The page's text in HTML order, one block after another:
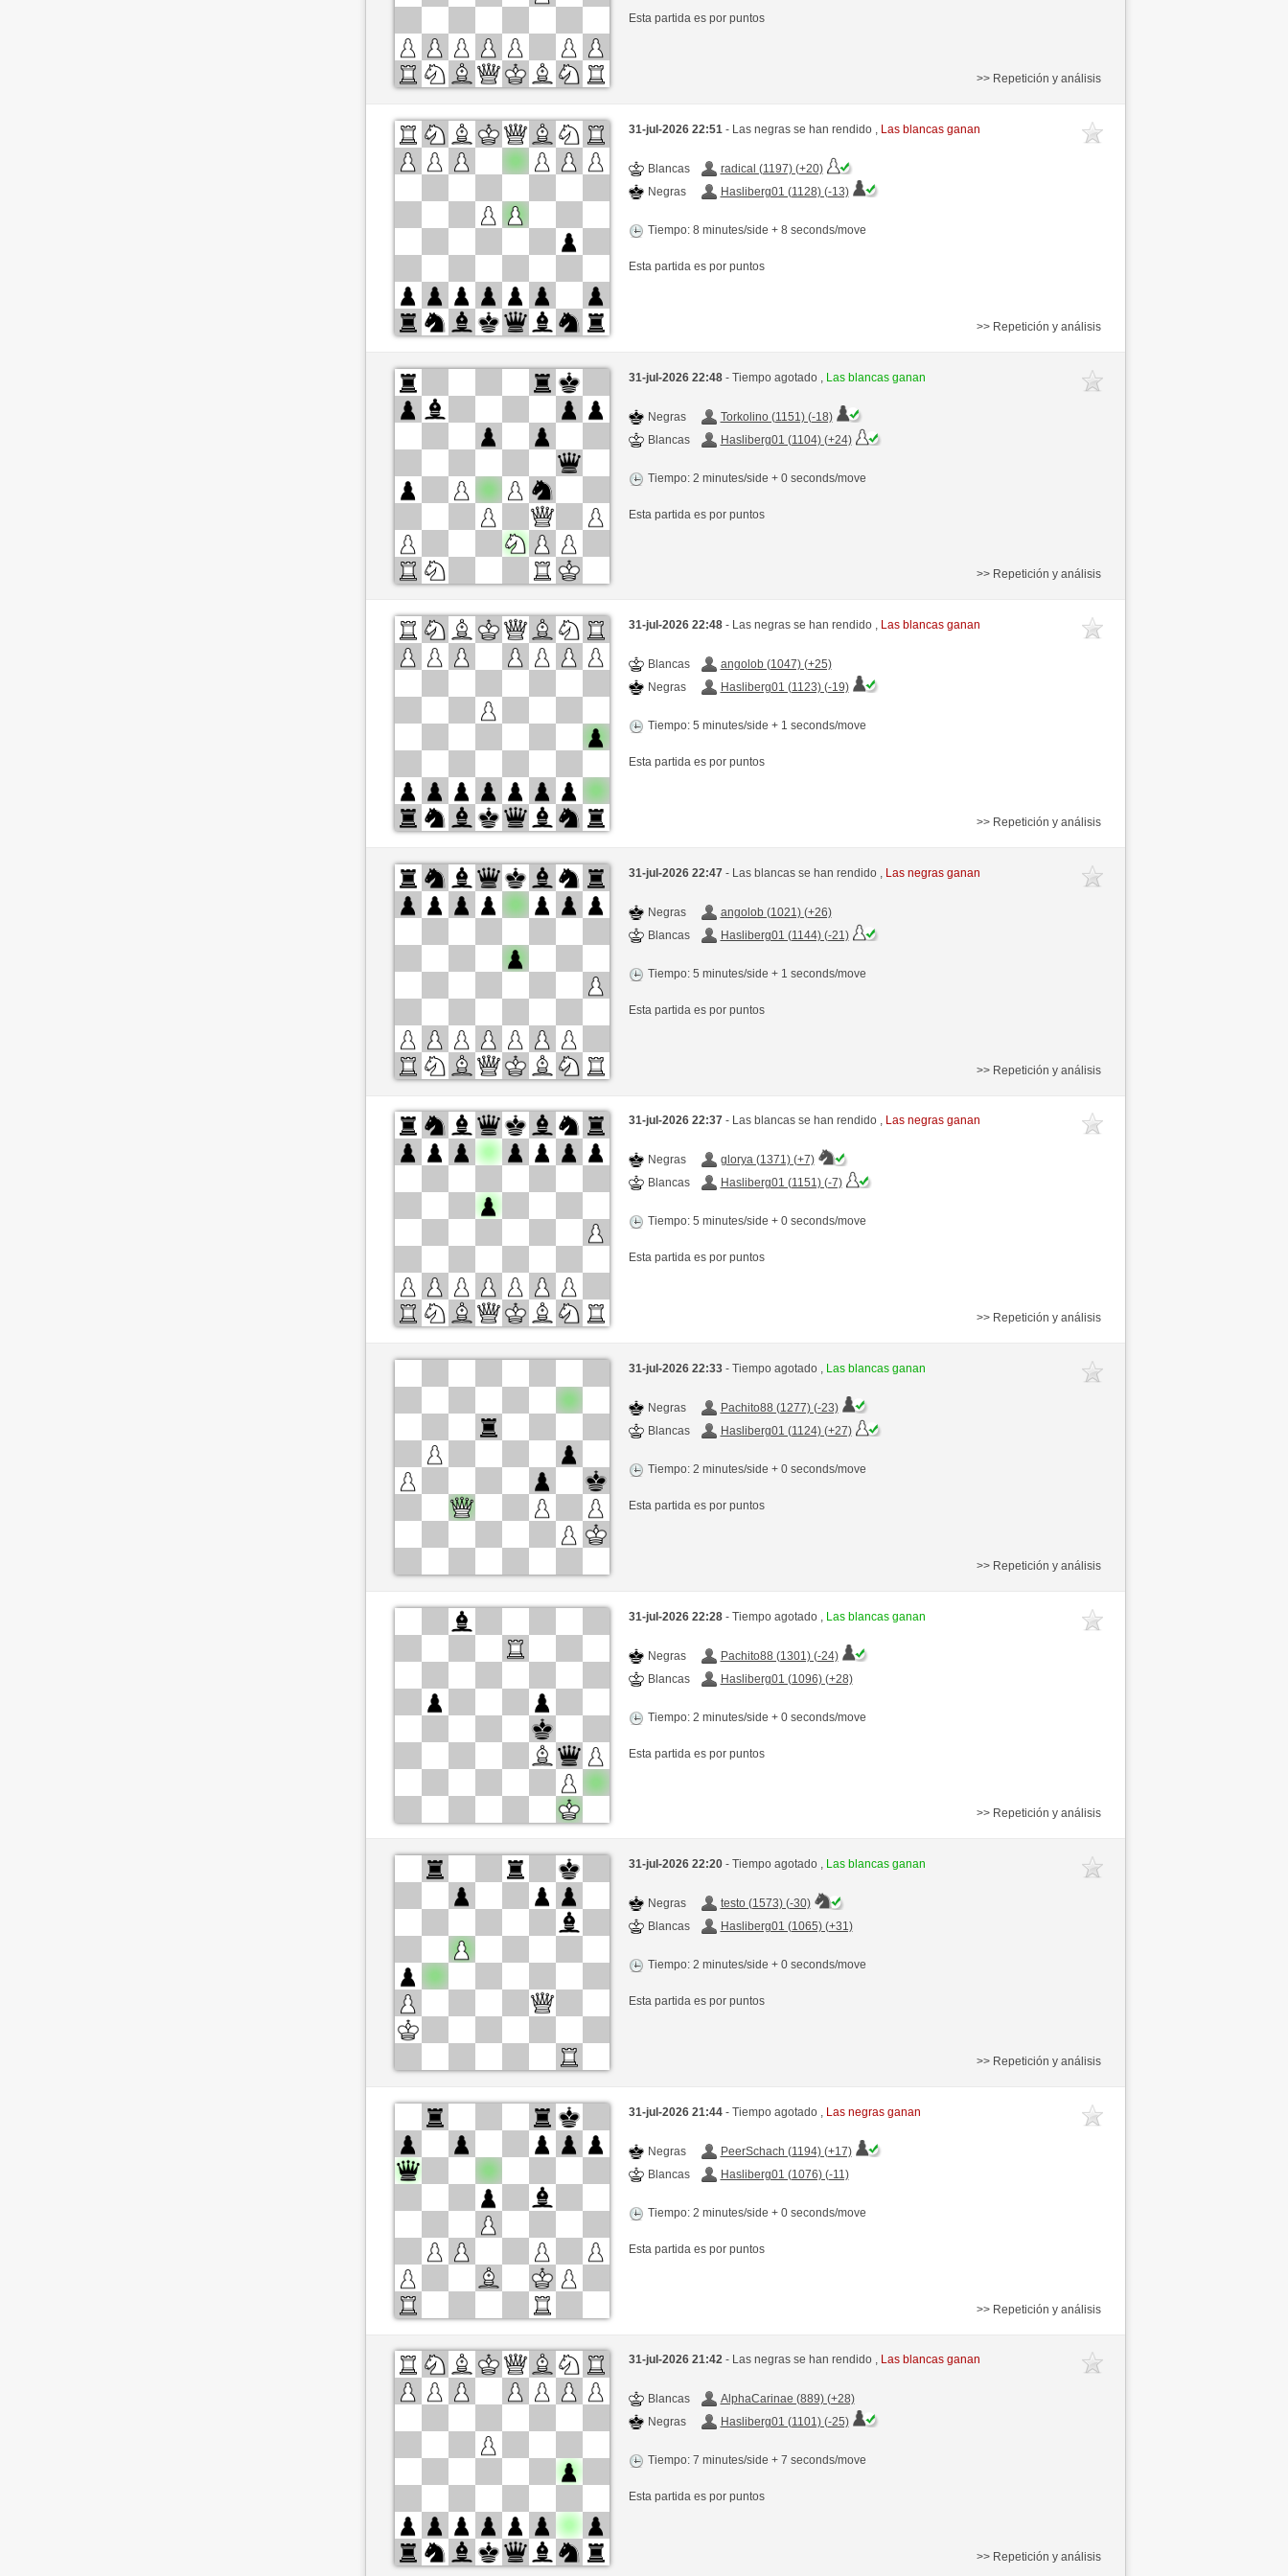
Esta partida es por puntos
>> Repetición y análisis
31-jul-2026 22:51 - Las negras se han rendido , Las blancas ganan
Blancas
radical (1197) (+20)
Negras
Hasliberg01 (1128) (-13)
Tiempo: 8 minutes/side + 8 seconds/move
Esta partida es por puntos
>> Repetición y análisis
31-jul-2026 22:48 - Tiempo agotado , Las blancas ganan
Negras
Torkolino (1151) (-18)
Blancas
Hasliberg01 (1104) (+24)
Tiempo: 2 minutes/side + 0 seconds/move
Esta partida es por puntos
>> Repetición y análisis
31-jul-2026 22:48 - Las negras se han rendido , Las blancas ganan
Blancas
angolob (1047) (+25)
Negras
Hasliberg01 (1123) (-19)
Tiempo: 5 minutes/side + 1 seconds/move
Esta partida es por puntos
>> Repetición y análisis
31-jul-2026 22:47 - Las blancas se han rendido , Las negras ganan
Negras
angolob (1021) (+26)
Blancas
Hasliberg01 (1144) (-21)
Tiempo: 5 minutes/side + 1 seconds/move
Esta partida es por puntos
>> Repetición y análisis
31-jul-2026 22:37 - Las blancas se han rendido , Las negras ganan
Negras
glorya (1371) (+7)
Blancas
Hasliberg01 (1151) (-7)
Tiempo: 5 minutes/side + 0 seconds/move
Esta partida es por puntos
>> Repetición y análisis
31-jul-2026 22:33 - Tiempo agotado , Las blancas ganan
Negras
Pachito88 (1277) (-23)
Blancas
Hasliberg01 (1124) (+27)
Tiempo: 2 minutes/side + 0 seconds/move
Esta partida es por puntos
>> Repetición y análisis
31-jul-2026 22:28 - Tiempo agotado , Las blancas ganan
Negras
Pachito88 (1301) (-24)
Blancas
Hasliberg01 (1096) (+28)
Tiempo: 2 minutes/side + 0 seconds/move
Esta partida es por puntos
>> Repetición y análisis
31-jul-2026 22:20 - Tiempo agotado , Las blancas ganan
Negras
testo (1573) (-30)
Blancas
Hasliberg01 (1065) (+31)
Tiempo: 2 minutes/side + 0 seconds/move
Esta partida es por puntos
>> Repetición y análisis
31-jul-2026 21:44 - Tiempo agotado , Las negras ganan
Negras
PeerSchach (1194) (+17)
Blancas
Hasliberg01 (1076) (-11)
Tiempo: 2 minutes/side + 0 seconds/move
Esta partida es por puntos
>> Repetición y análisis
31-jul-2026 21:42 - Las negras se han rendido , Las blancas ganan
Blancas
AlphaCarinae (889) (+28)
Negras
Hasliberg01 (1101) (-25)
Tiempo: 7 minutes/side + 7 seconds/move
Esta partida es por puntos
>> Repetición y análisis